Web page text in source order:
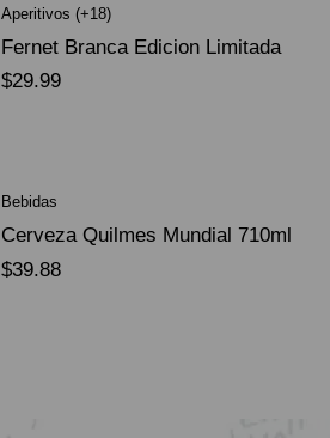
Aperitivos (+18)
Fernet Branca Edicion Limitada
Dorado Mundial
$29.99
Bebidas
Cerveza Quilmes Mundial 710ml
packX4
$39.88